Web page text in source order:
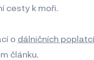
cesty k moři.
o dálničních
článku.